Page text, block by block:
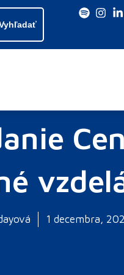
1 decembra,